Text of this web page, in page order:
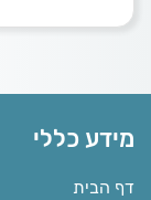
מידע כללי
דף הבית